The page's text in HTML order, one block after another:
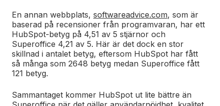
En annan webbplats, softwareadvice.com, som är
baserad på recensioner från programvaran, har ett
HubSpot-betyg på 4,51 av 5 stjärnor och
Superoffice 4,21 av 5. Här är det dock en stor
skillnad i antalet betyg, eftersom HubSpot har fått
så många som 2648 betyg medan Superoffice fått
121 betyg.
Sammantaget kommer HubSpot ut lite bättre än